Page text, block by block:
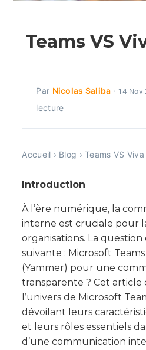
Teams VS
Par Nicolas Saliba · 14 Nov
lecture
Accueil › Blog ›Teams VS
Introduction
À l’ère numérique, la
interne est cruciale pour
organisations. La question
suivante : Microsoft
(Yammer) pour une
transparente ? Cet
l’univers de Microsoft
dévoilant leurs
et leurs rôles essentiels
d’une communication